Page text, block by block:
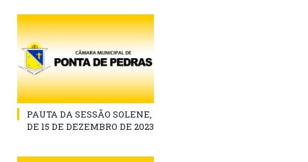
PAUTA DA SESSÃO SOLENE,
DE 15 DE DEZEMBRO DE 2023